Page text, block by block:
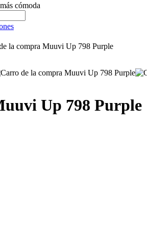
cómoda
la compra Muuvi Up 798 Purple
Up 798 Purple